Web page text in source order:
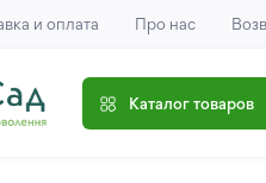
и оплата Про нас
Каталог товаров